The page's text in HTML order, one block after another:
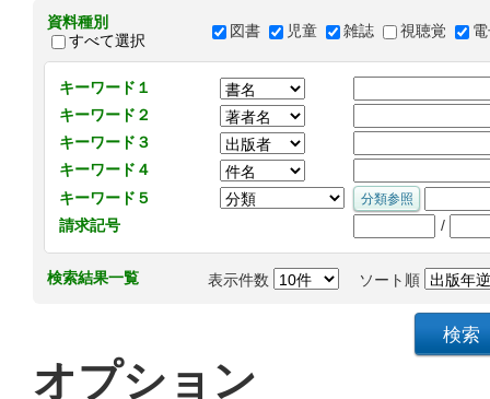
資料種別
すべて選択
図書 児童 雑誌 視聴覚
キーワード１
キーワード２
キーワード３
キーワード４
キーワード５
請求記号
/
検索結果一覧 表示件数 ソート順
オプション